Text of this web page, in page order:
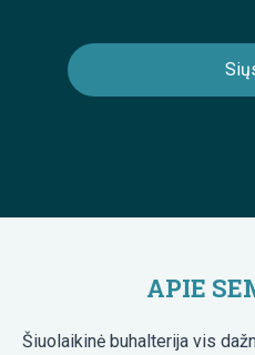
APIE
Šiuolaikinė buhalterija vis